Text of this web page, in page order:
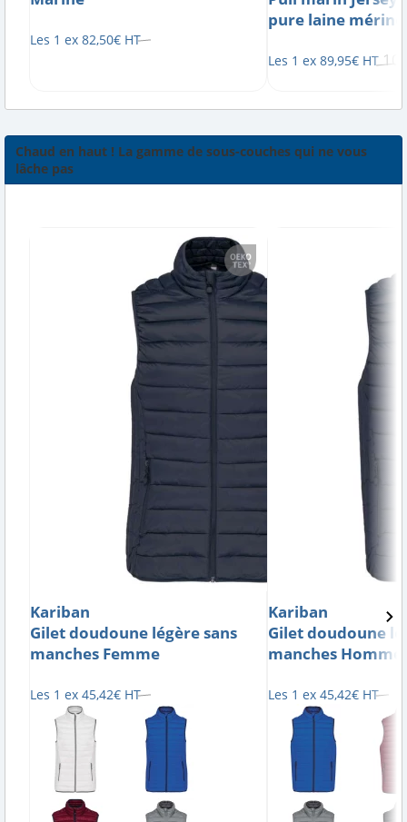
Les 1 ex 82,50€ HT
pure laine
Les 1 ex 89,95€ HT
Chaud en haut ! La gamme de sous-couches qui ne vous
lâche pas
Kariban
Gilet doudoune légère sans
manches Femme
Les 1 ex 45,42€ HT
Kariban
Gilet doudoune
manches Homme
Les 1 ex 45,42€ HT